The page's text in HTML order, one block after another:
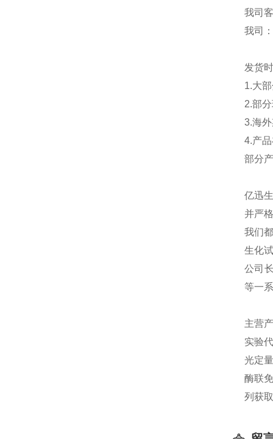
我司
我司
发货
1.大
2.部
3.海
4.产
部分
亿迅
并严
我们
生化
公司
等一
主营
实验
光定
酶联
列获